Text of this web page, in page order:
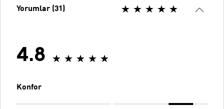
Yorumlar (31)
4.8
Konfor